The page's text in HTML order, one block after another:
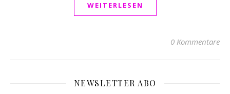
WEITERLESEN
0 Kommentare
NEWSLETTER ABO